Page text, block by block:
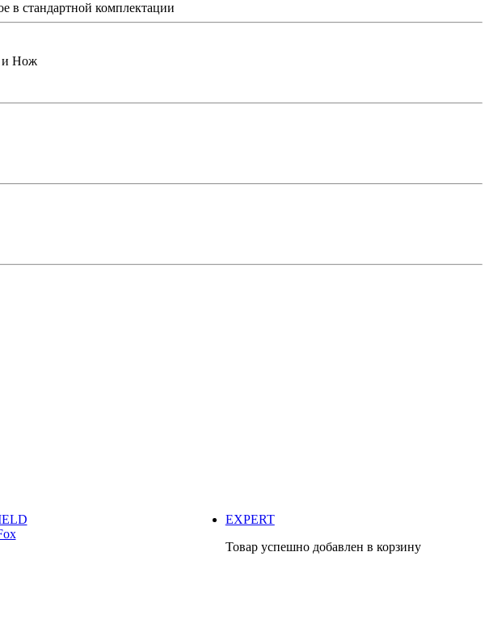
в стандартной комплектации
и Нож
EXPERT
Товар успешно добавлен в корзину